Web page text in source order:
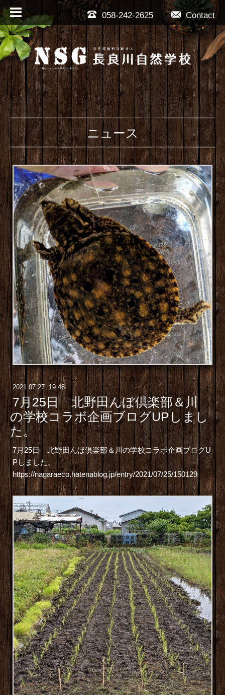
Contact
058-242-2625
ニュース
2021 .07.27 19:48
7月25日 北野田んぼ倶楽部＆川
の学校コラボ企画ブログUPしまし
た。
7月25日 北野田んぼ倶楽部＆川の学校コラボ企画ブログU
Pしました。
https://nagaraeco.hatenablog.jp/entry/2021/07/25/150129